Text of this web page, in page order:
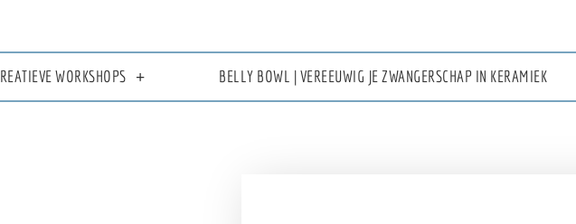
WORKSHOPS BELLY BOWL | VEREEUWIG JE ZWANGERSCHAP IN KERAMIEK